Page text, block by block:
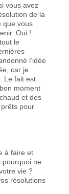
vous avez
de la
que vous
Oui !
le
l’idée
car je
Le fait est
moment
et des
pour
à faire et
pourquoi ne
vie ?
résolutions